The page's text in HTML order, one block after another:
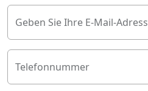
Geben Sie Ihre E-Mail-
Telefonnummer